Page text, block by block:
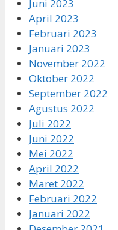
Juni 2023
April 2023
Februari 2023
Januari 2023
November 2022
Oktober 2022
September 2022
Agustus 2022
Juli 2022
Juni 2022
Mei 2022
April 2022
Maret 2022
Februari 2022
Januari 2022